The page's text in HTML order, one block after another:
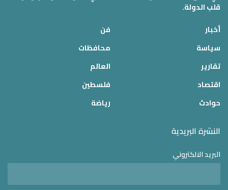
قلب الدولة.
أخبار
سياسة
تقارير
اقتصاد
حوادث
فن
محافظات
العالم
فلسطين
رياضة
النشرة البريدية
البريد الالكتروني